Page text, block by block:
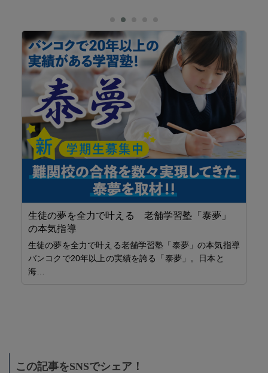
生徒の夢を全力で叶える 老舗学習塾「泰夢」
の本気指導
生徒の夢を全力で叶える老舗学習塾「泰夢」の本気指導
バンコクで20年以上の実績を誇る「泰夢」。日本と
海…
この記事をSNSでシェア！